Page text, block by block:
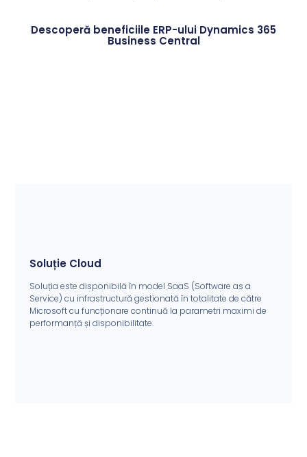
Descoperă beneficiile ERP-ului Dynamics 365
Business Central
Soluție Cloud
Soluția este disponibilă în model SaaS (Software as a
Service) cu infrastructură gestionată în totalitate de către
Microsoft cu funcționare continuă la parametri maximi de
performanță și disponibilitate.